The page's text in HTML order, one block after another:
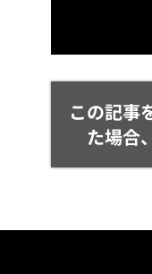
この記事
た場合